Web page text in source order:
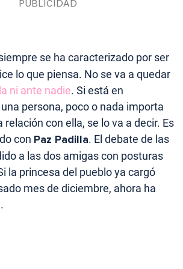
se ha caracterizado por ser
lo que piensa. No se va a quedar
ni ante nadie. Si está en
persona, poco o nada importa
con ella, se lo va a decir. Es
con Paz Padilla. El debate de las
a las dos amigas con posturas
la princesa del pueblo ya cargó
mes de diciembre, ahora ha